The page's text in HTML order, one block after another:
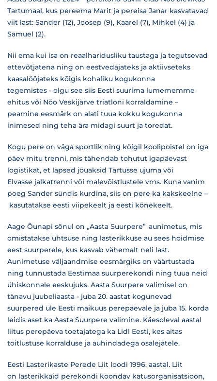
Tartumaal, kus pereema Marit ja pereisa Janar kasvatavad
viit last: Sander (12), Joosep (9), Kaarel (7), Mihkel (4) ja
Samuel (2).
Nii ema kui isa on reaalharidusliku taustaga ja tegutsevad
ettevõtjatena ning on eestvedajateks ja aktiivseteks
kaasalööjateks kõigis kohaliku kogukonna
tegemistes - olgu see siis Eesti suurima lumememme
ehitus või Nõo Veskijärve triatloni korraldamine –
peamine eesmärk on alati tuua kokku kogukonna
inimesed ning teha ära midagi suurt ja toredat.
Kogu pere on väga sportlik ning kõigil koolipoistel on iga
päev mitu trenni, mis tähendab tohutut igapäevast
logistikat, et lapsed jõuaksid Tartusse ujuma või
Elvasse jalkatrenni või malevõistlustele vms. Kuna vanim
poeg Sander sündis kurdina, siis on pere ka kakskeelne –
kasutatakse eesti viipekeelt ja eesti kõnekeelt.
Aage Õunapi sõnul on „Aasta Suurpere” aunimetus, mis
omistatakse ühtsuse ning lasterikkuse au sees hoidmise
eest suurperele, kus kasvab vähemalt neli last.
Aunimetuse väljaandmise eesmärgiks on väärtustada
ning tunnustada Eestimaa suurperekondi ning tuua neid
ühiskonnale eeskujuks. Aasta Suurpere valimisel on
tänavu juubeliaasta - juba 20. aastat kogunevad
suurpered üle Eesti maikuus perepäevale ja juba 15. korda
leidis aset ka Aasta Suurpere valimine. Käesoleval aastal
liitus perepäeva toetajatega ka Lidl Eesti, kes aitas
toitlustuse korralduse ja auhindadega osalejatele.
Eesti Lasterikaste Perede Liit loodi 1996. aastal. Liit
on lasterikkaid perekondi koondav katusorganisatsioon,